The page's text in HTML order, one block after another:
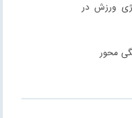
ورزش در
محور